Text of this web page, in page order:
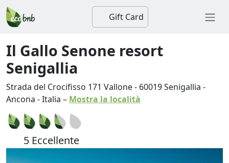
Gift Card
Il Gallo Senone resort
Senigallia
Strada del Crocifisso 171 Vallone- 60019Senigallia -
Ancona -Italia – Mostra la località
5 Eccellente